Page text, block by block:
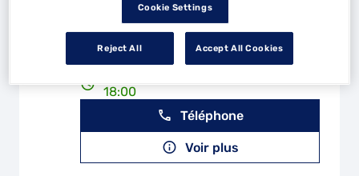
10.79
GARAGE GALLIENI
26 Cours Marechal Gallieni
33400 TALENCE
18:00
Téléphone
Voir plus
Cookie Settings
Reject All Accept All Cookies